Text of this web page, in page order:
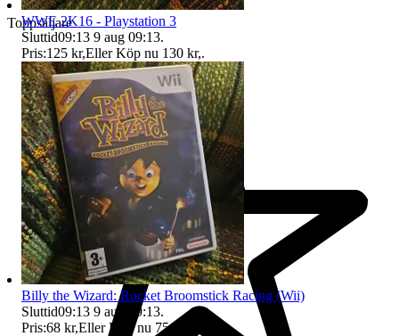
Toppsäljare
WWE 2K16 - Playstation 3
Sluttid09:13 9 aug 09:13.
Pris:125 kr,Eller Köp nu 130 kr,.
Billy the Wizard: Rocket Broomstick Racing (Wii)
Sluttid09:13 9 aug 09:13.
Pris:68 kr,Eller Köp nu 75 kr